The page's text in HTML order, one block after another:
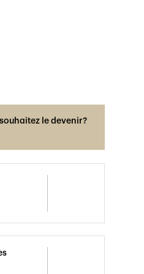
le devenir?